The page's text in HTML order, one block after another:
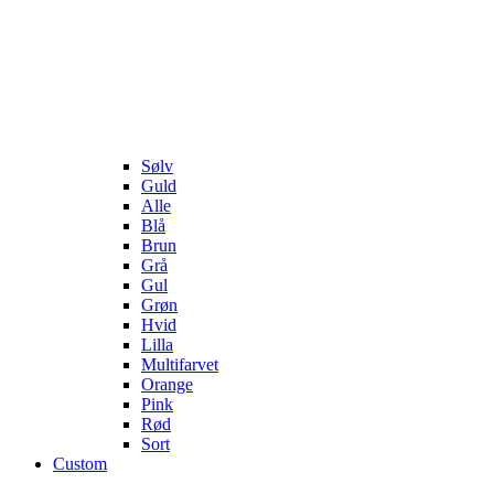
Sølv
Guld
Alle
Blå
Brun
Grå
Gul
Grøn
Hvid
Lilla
Multifarvet
Orange
Pink
Rød
Sort
Custom